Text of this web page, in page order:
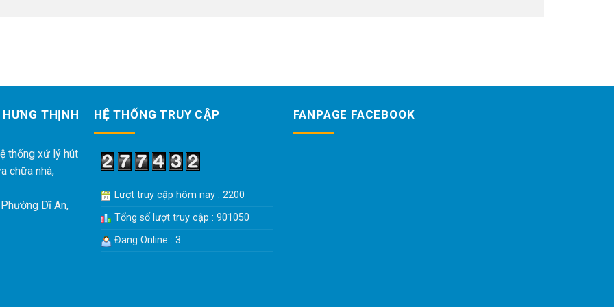
THỊNH
thống xử lý hút
chữa nhà,
Dĩ An,
HỆ THỐNG TRUY CẬP
Lượt truy cập hôm nay : 2200
Tổng số lượt truy cập : 901050
Đang Online : 3
FANPAGE FACEBOOK